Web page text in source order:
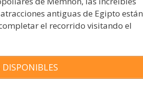
antiguas de Egipto están
el recorrido visitando el
DISPONIBLES